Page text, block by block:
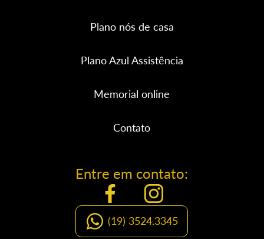
Plano nós de casa
Plano Azul Assistência
Memorial online
Contato
Entre em contato:
(19) 3524.3345